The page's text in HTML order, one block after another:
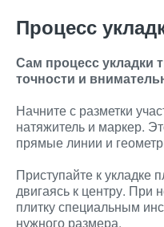
Процесс
Сам процесс укладки
точности и
Начните с разметки
натяжитель и маркер.
прямые линии и
Приступайте к укладке
двигаясь к центру. При
плитку специальным
нужного размера.